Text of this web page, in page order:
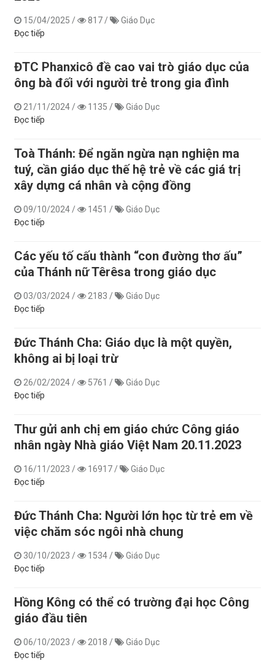
15/04/2025 / 817 /
Giáo Dục
Đọc tiếp
ĐTC Phanxicô đề cao vai trò giáo dục của
ông bà đối với người trẻ trong gia đình
21/11/2024 / 1135 /
Giáo Dục
Đọc tiếp
Toà Thánh: Để ngăn ngừa nạn nghiện ma
tuý, cần giáo dục thế hệ trẻ về các giá trị
xây dựng cá nhân và cộng đồng
09/10/2024 / 1451 /
Giáo Dục
Đọc tiếp
Các yếu tố cấu thành “con đường thơ ấu”
của Thánh nữ Têrêsa trong giáo dục
03/03/2024 / 2183 /
Giáo Dục
Đọc tiếp
Đức Thánh Cha: Giáo dục là một quyền,
không ai bị loại trừ
26/02/2024 / 5761 /
Giáo Dục
Đọc tiếp
Thư gửi anh chị em giáo chức Công giáo
nhân ngày Nhà giáo Việt Nam 20.11.2023
16/11/2023 / 16917 /
Giáo Dục
Đọc tiếp
Đức Thánh Cha: Người lớn học từ trẻ em về
việc chăm sóc ngôi nhà chung
30/10/2023 / 1534 /
Giáo Dục
Đọc tiếp
Hồng Kông có thể có trường đại học Công
giáo đầu tiên
06/10/2023 / 2018 /
Giáo Dục
Đọc tiếp